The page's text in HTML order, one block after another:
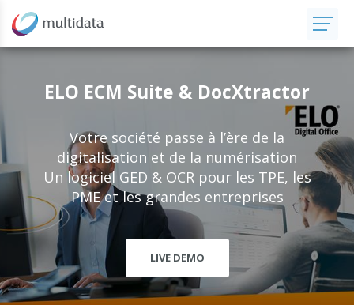
ELO ECM Suite & DocXtractor
Votre société passe à l’ère de la
digitalisation et de la numérisation
Un logiciel GED & OCR pour les TPE, les
PME et les grandes entreprises
LIVE DEMO